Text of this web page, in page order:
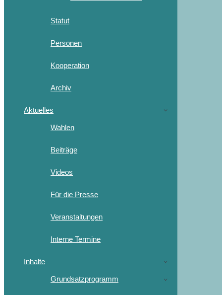
Statut
Personen
Kooperation
Archiv
Aktuelles
Wahlen
Beiträge
Videos
Für die Presse
Veranstaltungen
Interne Termine
Inhalte
Grundsatzprogramm